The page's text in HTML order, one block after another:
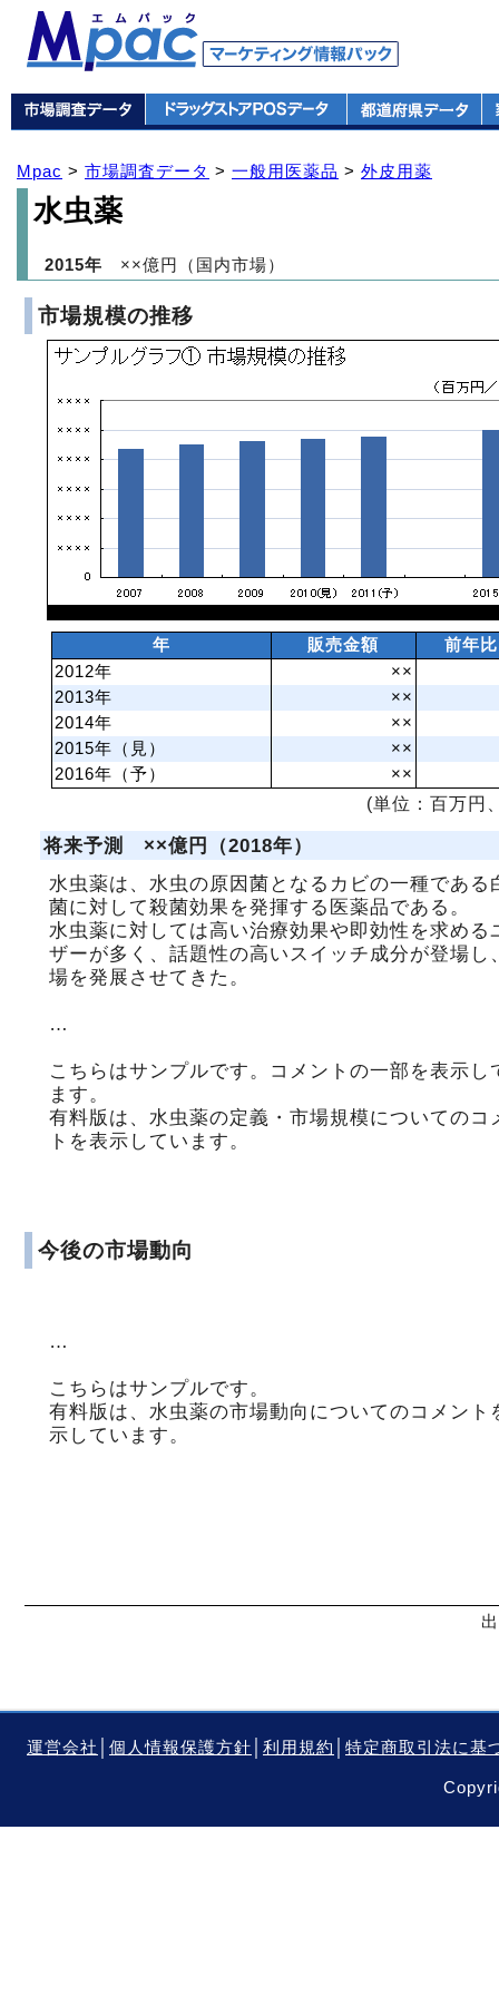
Mpac > 市場調査データ > 一般用医薬品 > 外皮用薬
水虫薬
2015年 ××億円（国内市場）
市場規模の推移
年 販売金額
前年比
2012年
××
2013年
××
2014年
××
2015年（見）
××
2016年（予）
××
(単位：百万円
将来予測 ××億円（2018年）
水虫薬は、水虫の原因菌となるカビの一種である
菌に対して殺菌効果を発揮する医薬品である。
水虫薬に対しては高い治療効果や即効性を求める
ザーが多く、話題性の高いスイッチ成分が登場し
場を発展させてきた。
…
こちらはサンプルです。コメントの一部を表示し
ます。
有料版は、水虫薬の定義・市場規模についてのコ
トを表示しています。
今後の市場動向
…
こちらはサンプルです。
有料版は、水虫薬の市場動向についてのコメント
示しています。
運営会社 個人情報保護方針 利用規約 特定商取引法に基